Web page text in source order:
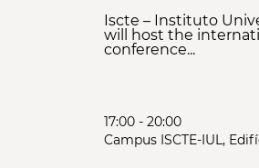
Iscte – Instituto
will host the
conference...
17:00 - 20:00
Campus ISCTE-IUL,